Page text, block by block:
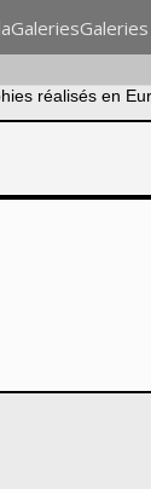
Galeries
réalisés en